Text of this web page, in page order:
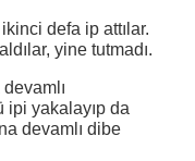
defa ip attılar.
yine tutmadı.
yakalayıp da
devamlı dibe